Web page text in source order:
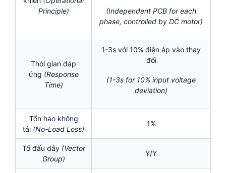
Principle)
(Independent PCB for each
phase, controlled by DC motor)
Thời gian đáp
ứng (Response
Time)
1-3s với 10% điện áp vào thay
đổi
(1-3s for 10% input voltage
deviation)
Tổn hao không
tải (No-Load Loss)
1%
Tổ đấu dây (Vector
Group)
Y/Y